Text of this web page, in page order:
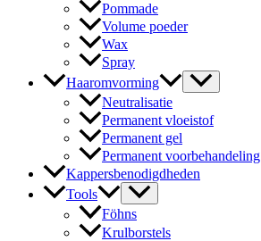
Pommade
Volume poeder
Wax
Spray
Haaromvorming
Neutralisatie
Permanent vloeistof
Permanent gel
Permanent voorbehandeling
Kappersbenodigdheden
Tools
Föhns
Krulborstels